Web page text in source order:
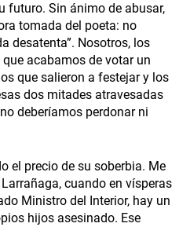
futuro. Sin ánimo de abusar,
tomada del poeta: no
desatenta”. Nosotros, los
acabamos de votar un
que salieron a festejar y los
dos mitades atravesadas
deberíamos perdonar ni
el precio de su soberbia. Me
cuando en vísperas
Ministro del Interior, hay un
hijos asesinado. Ese